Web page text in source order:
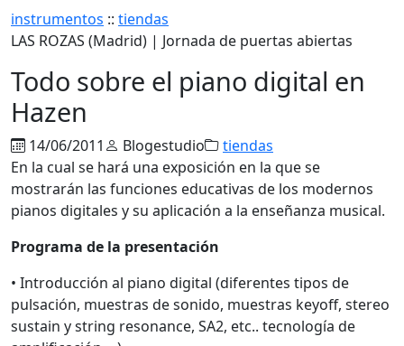
instrumentos :: tiendas
LAS ROZAS (Madrid) | Jornada de puertas abiertas
Todo sobre el piano digital en
Hazen
14/06/2011 Blogestudio
tiendas
En la cual se hará una exposición en la que se
mostrarán las funciones educativas de los modernos
pianos digitales y su aplicación a la enseñanza musical.
Programa de la presentación
• Introducción al piano digital (diferentes tipos de
pulsación, muestras de sonido, muestras keyoff, stereo
sustain y string resonance, SA2, etc.. tecnología de